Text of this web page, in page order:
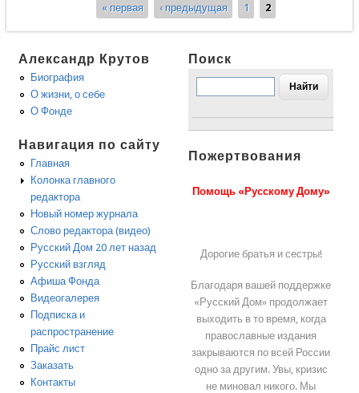
Страницы« первая ‹ предыдущая 1 2
Александр Крутов
Биография
О жизни, о себе
О Фонде
Навигация по сайту
Главная
Колонка главного
редактора
Новый номер журнала
Слово редактора (видео)
Русский Дом 20 лет назад
Русский взгляд
Афиша Фонда
Видеогалерея
Подписка и
распространение
Прайс лист
Заказать
Контакты
Поиск
Пожертвования
Помощь «Русскому Дому»
Дорогие братья и сестры!
Благодаря вашей поддержке
«Русский Дом» продолжает
выходить в то время, когда
православные издания
закрываются по всей России
одно за другим. Увы, кризис
не миновал никого. Мы